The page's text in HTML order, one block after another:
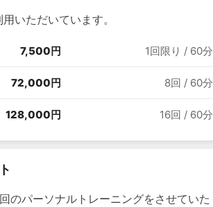
いただいています。
7,500円 1回限り / 60分
72,000円 8回 / 60分
128,000円 16回 / 60分
のパーソナルトレーニングをさせていた